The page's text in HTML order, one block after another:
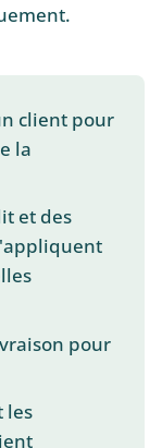
client pour
la
et des
pour
les